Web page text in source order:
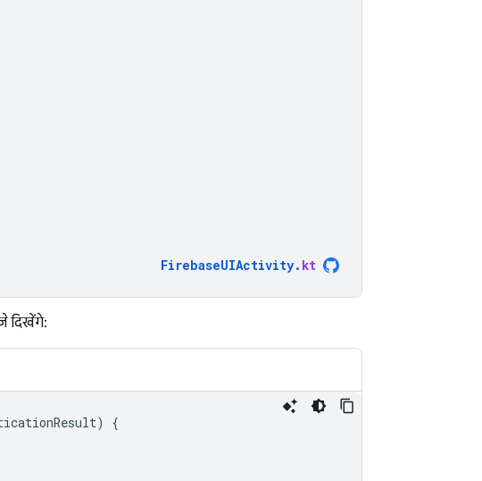
FirebaseUIActivity. kt
दिखेंगे:
)
{